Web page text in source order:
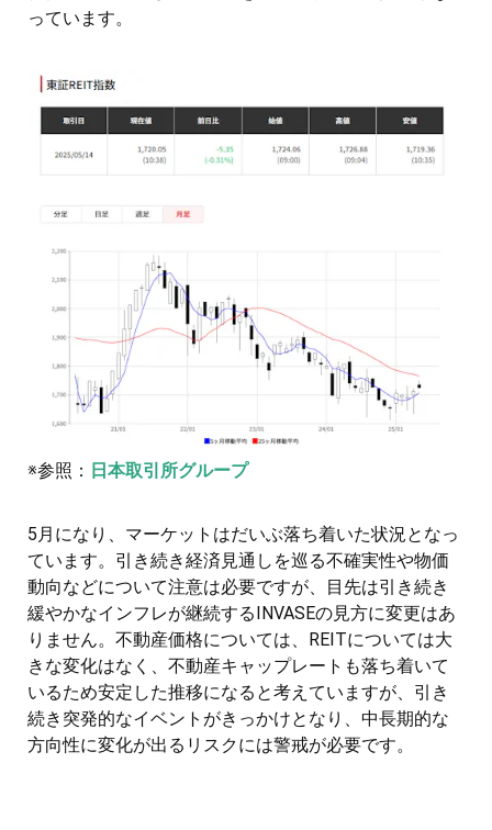
っています。
※参照： 日本取引所グループ
5月になり、マーケットはだいぶ落ち着いた状況となっ
ています。引き続き経済見通しを巡る不確実性や物価
動向などについて注意は必要ですが、目先は引き続き
緩やかなインフレが継続するINVASEの見方に変更はあ
りません。不動産価格については、REITについては大
きな変化はなく、不動産キャップレートも落ち着いて
いるため安定した推移になると考えていますが、引き
続き突発的なイベントがきっかけとなり、中長期的な
方向性に変化が出るリスクには警戒が必要です。